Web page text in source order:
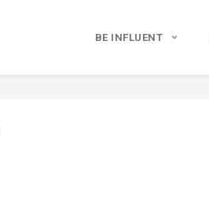
BE INFLUENT